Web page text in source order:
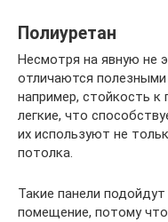
Полиуретан
Несмотря на явную не
отличаются
например, стойкость
легкие, что
их используют не
потолка.
Такие панели
помещение, потому